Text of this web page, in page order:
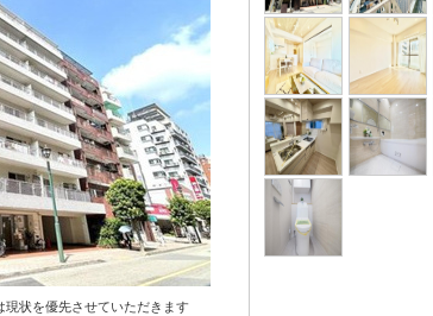
状を優先させていただきます